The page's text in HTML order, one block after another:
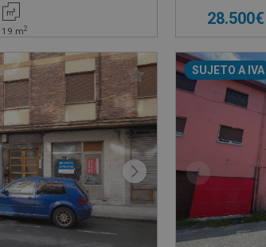
m2
28.500€
SUJETO A IVA